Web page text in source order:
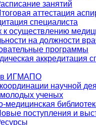
занятий
аттестация
специалиста
к осуществлению
на должности
программы
аккредитация
в ИГМАПО
научной
ученых
медицинская
поступления и